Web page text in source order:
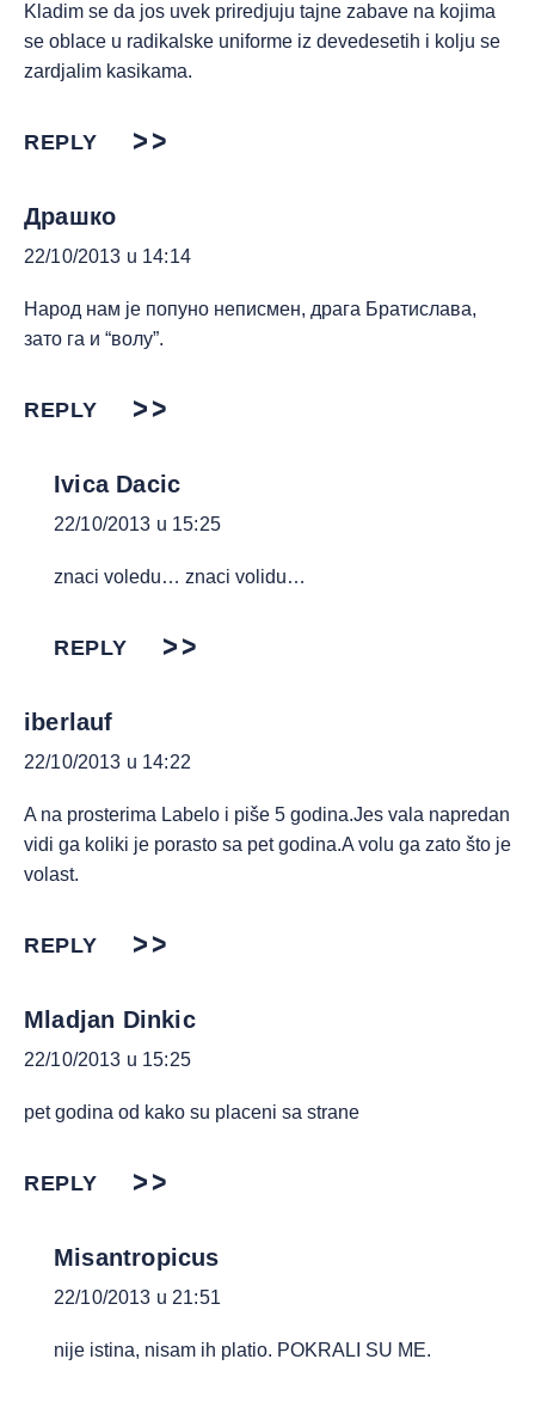
Kladim se da jos uvek priredjuju tajne zabave na kojima
se oblace u radikalske uniforme iz devedesetih i kolju se
zardjalim kasikama.
REPLY
Драшко
22/10/2013 u 14:14
Народ нам је попуно неписмен, драга Братислава,
зато га и “волу”.
REPLY
Ivica Dacic
22/10/2013 u 15:25
znaci voledu… znaci volidu…
REPLY
iberlauf
22/10/2013 u 14:22
A na prosterima Labelo i piše 5 godina.Jes vala napredan
vidi ga koliki je porasto sa pet godina.A volu ga zato što je
volast.
REPLY
Mladjan Dinkic
22/10/2013 u 15:25
pet godina od kako su placeni sa strane
REPLY
Misantropicus
22/10/2013 u 21:51
nije istina, nisam ih platio. POKRALI SU ME.